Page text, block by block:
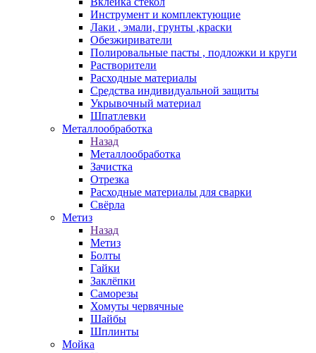
Инструмент и комплектующие
Лаки , эмали, грунты ,краски
Обезжириватели
Полировальные пасты , подложки и круги
Растворители
Расходные материалы
Средства индивидуальной защиты
Укрывочный материал
Шпатлевки
Металлообработка
Назад
Металлообработка
Зачистка
Отрезка
Расходные материалы для сварки
Свёрла
Метиз
Назад
Метиз
Болты
Гайки
Заклёпки
Саморезы
Хомуты червячные
Шайбы
Шплинты
Мойка